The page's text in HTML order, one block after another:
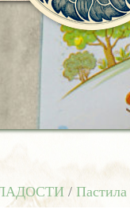
/ Пастила